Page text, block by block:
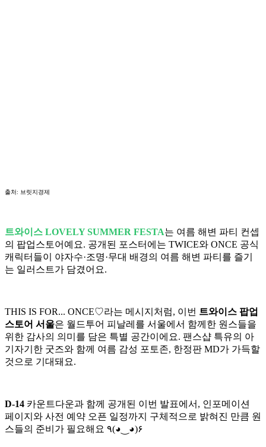
출처: 브릿지경제
트와이스 LOVELY SUMMER FESTA는 여름 해변 파티 컨셉
의 팝업스토어예요. 공개된 포스터에는 TWICE와 ONCE 공식
캐릭터들이 야자수·조명·무대 배경의 여름 해변 파티를 즐기
는 일러스트가 담겼어요.
THIS IS FOR... ONCE♡라는 메시지처럼, 이번 트와이스 팝업
스토어 서울은 월드투어 피날레를 서울에서 함께한 원스들을
위한 감사의 의미를 담은 특별 공간이에요. 팬스샵 특유의 아
기자기한 굿즈와 함께 여름 감성 포토존, 한정판 MD가 가득할
것으로 기대돼요.
D-14 카운트다운과 함께 공개된 이번 발표에서, 인포메이션
페이지와 사전 예약 오픈 일정까지 구체적으로 밝혀진 만큼 원
스들의 준비가 필요해요 ٩(◕‿◕)۶